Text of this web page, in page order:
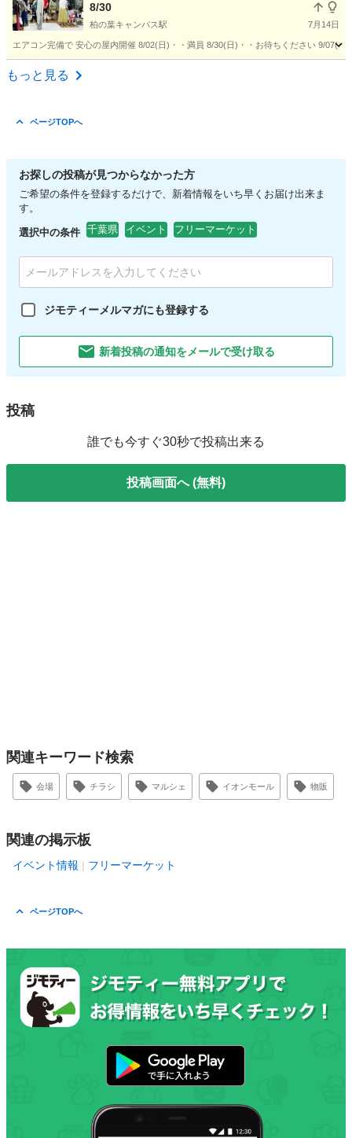
8/30
柏の葉キャンパス駅 7月14日
エアコン完備で 安心の屋内開催 8/02(日)・・満員 8/30(日)・・お待ちください 9/07(
千葉 柏市
もっと見る
ページTOPへ
お探しの投稿が見つからなかった方
ご希望の条件を登録するだけで、新着情報をいち早くお届け出来ま
す。
選択中の条件 千葉県 イベント フリーマーケット
ジモティーメルマガにも登録する
新着投稿の通知をメールで受け取る
投稿
誰でも今すぐ30秒で投稿出来る
投稿画面へ (無料)
関連キーワード検索
会場 チラシ マルシェ イオンモール 物販
関連の掲示板
イベント情報 フリーマーケット
ページTOPへ